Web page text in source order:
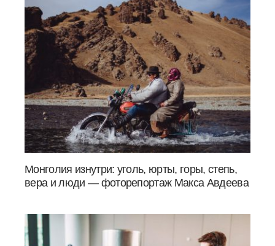
Монголия изнутри: уголь, юрты, горы, степь,
вера и люди — фоторепортаж Макса Авдеева